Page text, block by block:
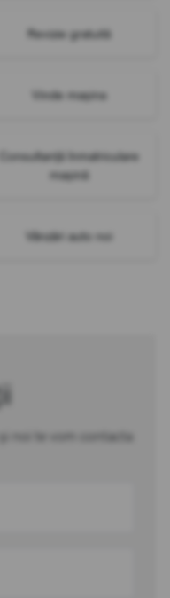
Revizie gratuită
Vinde mașina
Consultanță înmatriculare
mașină
Vânzări auto noi
noi te vom contacta